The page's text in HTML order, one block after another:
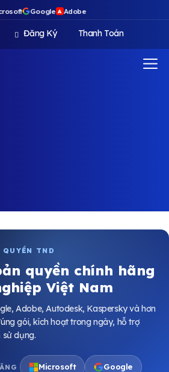
Google A Adobe
Đăng Ký Thanh Toán
QUYỀN TND
quyền chính hãng
Việt Nam
Adobe, Autodesk, Kaspersky và hơn
gói, kích hoạt trong ngày, hỗ trợ
sử dụng.
Microsoft Google